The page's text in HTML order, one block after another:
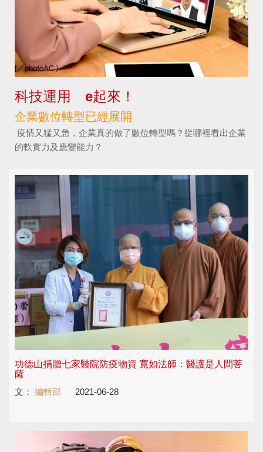
科技運用 e起來！
企業數位轉型已經展開
疫情又猛又急，企業真的做了數位轉型嗎？從哪裡看出企業
的軟實力及應變能力？
功德山捐贈七家醫院防疫物資 寬如法師：醫護是人間菩
薩
文： 編輯部 2021-06-28